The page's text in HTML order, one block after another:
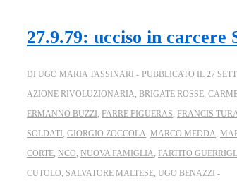
27.9.79: ucciso in
DI UGO MARIA TASSINARI PUBBLICATO IL 27
AZIONE RIVOLUZIONARIA, BRIGATE ROSSE,
ERMANNO BUZZI , FARRE FIGUERAS, FRANCIS
SOLDATI , GIORGIO ZOCCOLA, MARCO MEDDA,
CORTE, NCO, NUOVA FAMIGLIA, PARTITO
CUTOLO, SALVATORE MALTESE, UGO BENAZZI